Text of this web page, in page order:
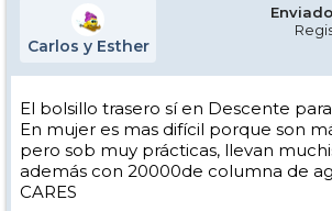
Carlos y Esther
El bolsillo trasero sí en Descente
En mujer es mas difícil porque son
pero sob muy prácticas, llevan
además con 20000de columna de
CARES